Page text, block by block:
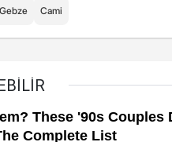
Gebze Cami